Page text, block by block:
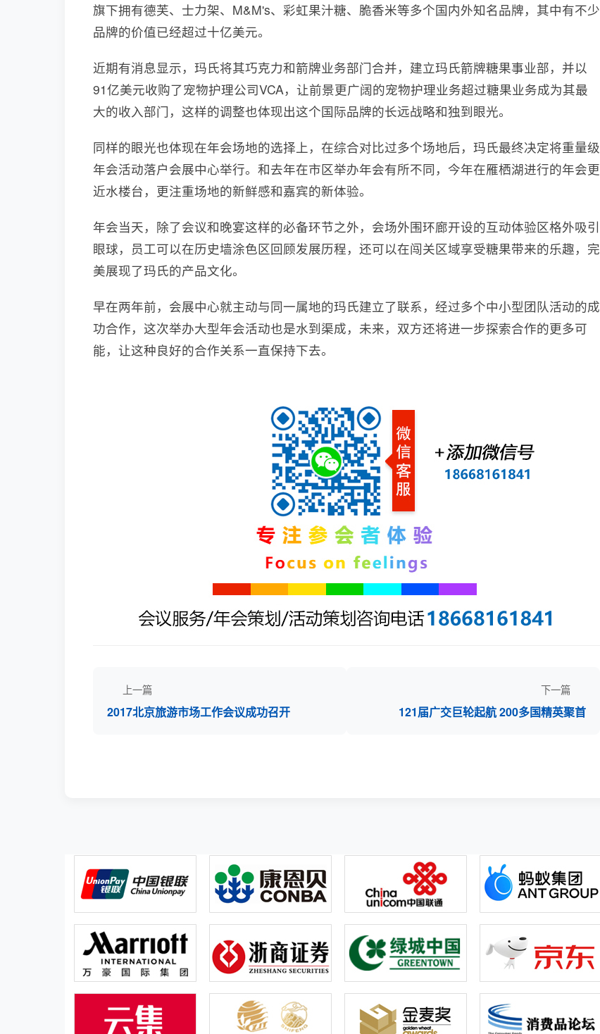
旗下拥有德芙、士力架、M&M's、彩虹果汁糖、脆香米等多个国内外知名品牌，其中有不少
品牌的价值已经超过十亿美元。
近期有消息显示，玛氏将其巧克力和箭牌业务部门合并，建立玛氏箭牌糖果事业部，并以
91亿美元收购了宠物护理公司VCA，让前景更广阔的宠物护理业务超过糖果业务成为其最
大的收入部门，这样的调整也体现出这个国际品牌的长远战略和独到眼光。
同样的眼光也体现在年会场地的选择上，在综合对比过多个场地后，玛氏最终决定将重量级
年会活动落户会展中心举行。和去年在市区举办年会有所不同，今年在雁栖湖进行的年会更
近水楼台，更注重场地的新鲜感和嘉宾的新体验。
年会当天，除了会议和晚宴这样的必备环节之外，会场外围环廊开设的互动体验区格外吸引
眼球，员工可以在历史墙涂色区回顾发展历程，还可以在闯关区域享受糖果带来的乐趣，完
美展现了玛氏的产品文化。
早在两年前，会展中心就主动与同一属地的玛氏建立了联系，经过多个中小型团队活动的成
功合作，这次举办大型年会活动也是水到渠成，未来，双方还将进一步探索合作的更多可
能，让这种良好的合作关系一直保持下去。
上一篇
2017北京旅游市场工作会议成功召开
下一篇
121届广交巨轮起航 200多国精英聚首